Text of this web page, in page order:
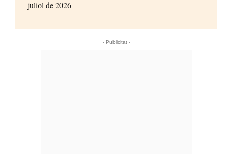
juliol de 2026
- Publicitat -